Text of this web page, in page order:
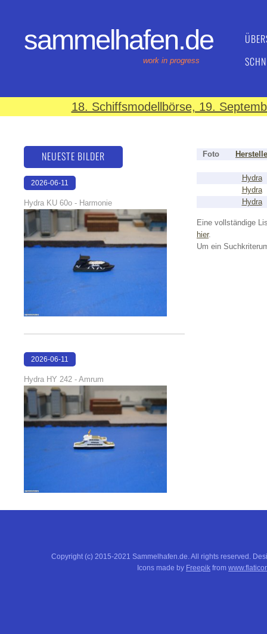
sammelhafen.de
work in progress
18. Schiffsmodellbörse, 19.
Foto
Hydra
Hydra
Hydra
Eine vollständige
hier.
Um ein
NEUESTE BILDER
2026-06-11
Hydra KU 60o - Harmonie
2026-06-11
Hydra HY 242 - Amrum
Copyright (c) 2015-2021 Sammelhafen.de. All rights reserved.
Icons made by Freepik from